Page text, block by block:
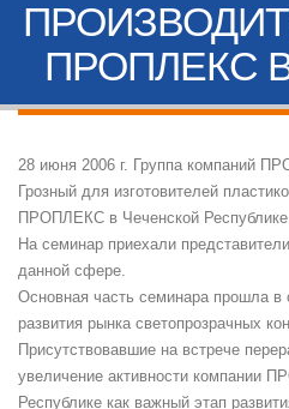
ПРОПЛЕКС
28 июня 2006 г. Группа компаний
Грозный для изготовителей
ПРОПЛЕКС в Чеченской
На семинар приехали
данной сфере.
Основная часть семинара прошла в
развития рынка светопрозрачных
Присутствовавшие на встрече
увеличение активности компании
Республике как важный этап